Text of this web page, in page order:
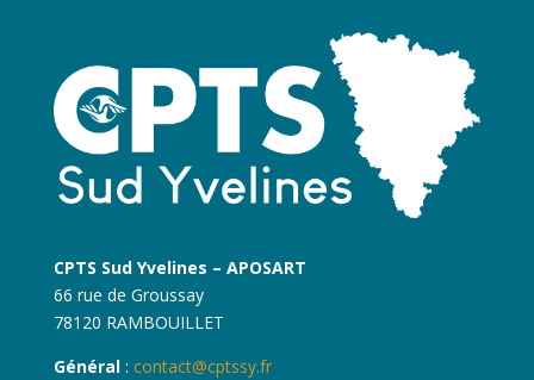
CPTS Sud Yvelines – APOSART
66 rue de Groussay
78120 RAMBOUILLET
Général: contact@cptssy.fr